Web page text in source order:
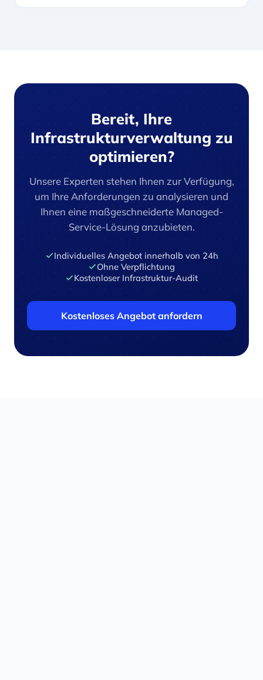
Bereit, Ihre
Infrastrukturverwaltung zu
optimieren?
Unsere Experten stehen Ihnen zur Verfügung,
um Ihre Anforderungen zu analysieren und
Ihnen eine maßgeschneiderte Managed-
Service-Lösung anzubieten.
Individuelles Angebot innerhalb von 24h
Ohne Verpflichtung
Kostenloser Infrastruktur-Audit
Kostenloses Angebot anfordern